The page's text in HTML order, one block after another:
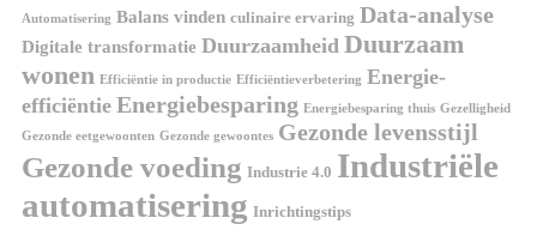
Automatisering Balans vinden culinaire ervaring Data-analyse
Digitale transformatie Duurzaamheid Duurzaam
wonen Efficiëntie in productie Efficiëntieverbetering Energie-
efficiëntie Energiebesparing Energiebesparing thuis Gezelligheid
Gezonde eetgewoonten Gezonde gewoontes Gezonde levensstijl
Gezonde voeding Industrie 4.0 Industriële
automatisering Inrichtingstips